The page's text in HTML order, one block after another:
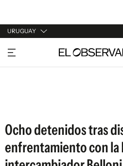
URUGUAY
URUGUAY
ARGENTINA
Ocho detenidos tras
enfrentamiento con la